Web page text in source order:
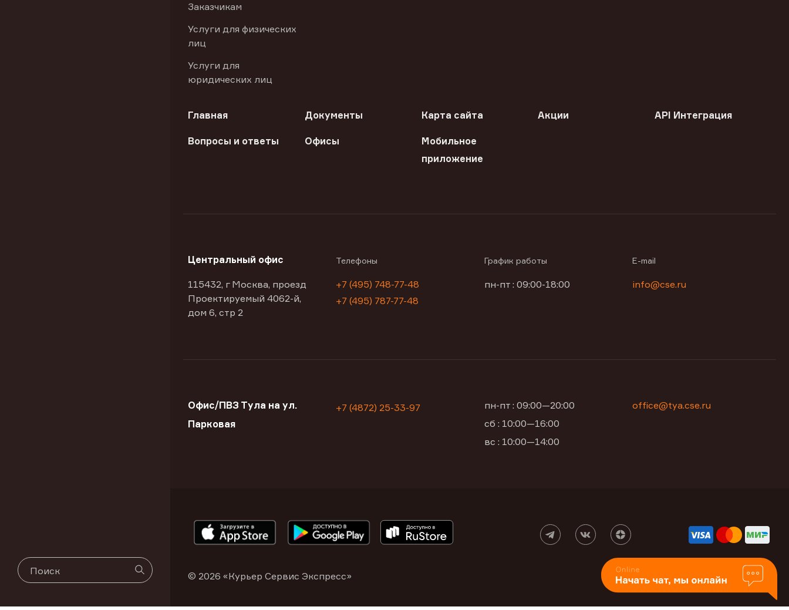
Заказчикам
Услуги для физических
лиц
Услуги для
юридических лиц
Главная Документы Карта сайта Акции API Интеграция
Вопросы и ответы Офисы
Мобильное
приложение
Центральный офис
115432, г Москва, проезд
Проектируемый 4062-й,
дом 6, стр 2
Телефоны
+7 (495) 748-77-48
+7 (495) 787-77-48
График работы
пн-пт : 09:00-18:00
E-mail
info@cse.ru
Офис/ПВЗ Тула на ул.
Парковая
+7 (4872) 25-33-97
пн-пт : 09:00—20:00
сб : 10:00—16:00
вс : 10:00—14:00
office@tya.cse.ru
© 2026 «Курьер Сервис Экспресс»